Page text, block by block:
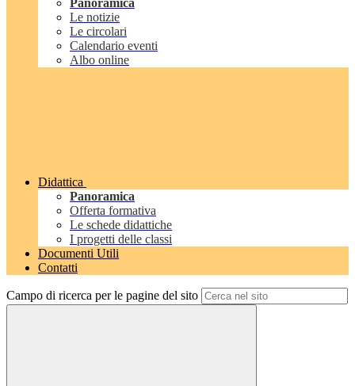
Panoramica
Le notizie
Le circolari
Calendario eventi
Albo online
Didattica
Panoramica
Offerta formativa
Le schede didattiche
I progetti delle classi
Documenti Utili
Contatti
Campo di ricerca per le pagine del sito